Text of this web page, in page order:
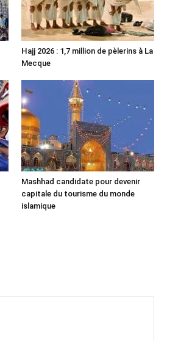
Hajj 2026 : 1,7 million de pèlerins à La
Mecque
Mashhad candidate pour devenir
capitale du tourisme du monde
islamique